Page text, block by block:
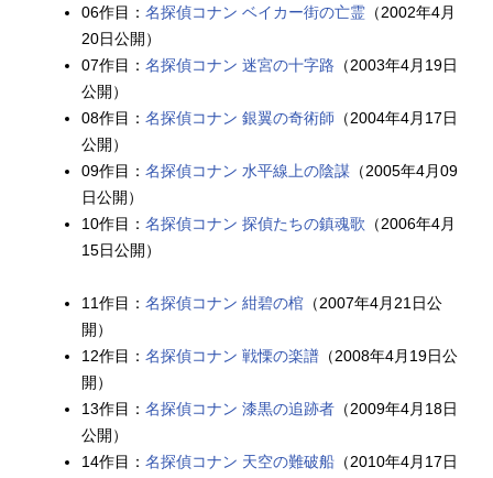
06作目： 名探偵コナン ベイカー街の亡霊 （2002年4月
20日公開）
07作目： 名探偵コナン 迷宮の十字路 （2003年4月19日
公開）
08作目： 名探偵コナン 銀翼の奇術師 （2004年4月17日
公開）
09作目： 名探偵コナン 水平線上の陰謀 （2005年4月09
日公開）
10作目： 名探偵コナン 探偵たちの鎮魂歌 （2006年4月
15日公開）
11作目： 名探偵コナン 紺碧の棺 （2007年4月21日公
開）
12作目： 名探偵コナン 戦慄の楽譜 （2008年4月19日公
開）
13作目： 名探偵コナン 漆黒の追跡者 （2009年4月18日
公開）
14作目： 名探偵コナン 天空の難破船 （2010年4月17日